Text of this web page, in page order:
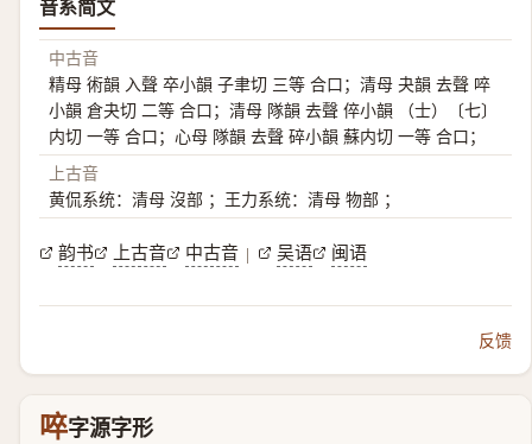
音系简文
中古音
精母 術韻 入聲 卒小韻 子聿切 三等 合口；清母 夬韻 去聲 啐
小韻 倉夬切 二等 合口；清母 隊韻 去聲 倅小韻 （士）〔七〕
内切 一等 合口；心母 隊韻 去聲 碎小韻 蘇内切 一等 合口；
上古音
黄侃系统：清母 沒部 ；王力系统：清母 物部 ；
韵书 上古音 中古音 | 吴语 闽语
反馈
啐字源字形